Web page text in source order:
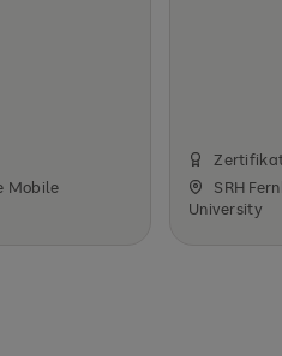
Mobile
SRH
University